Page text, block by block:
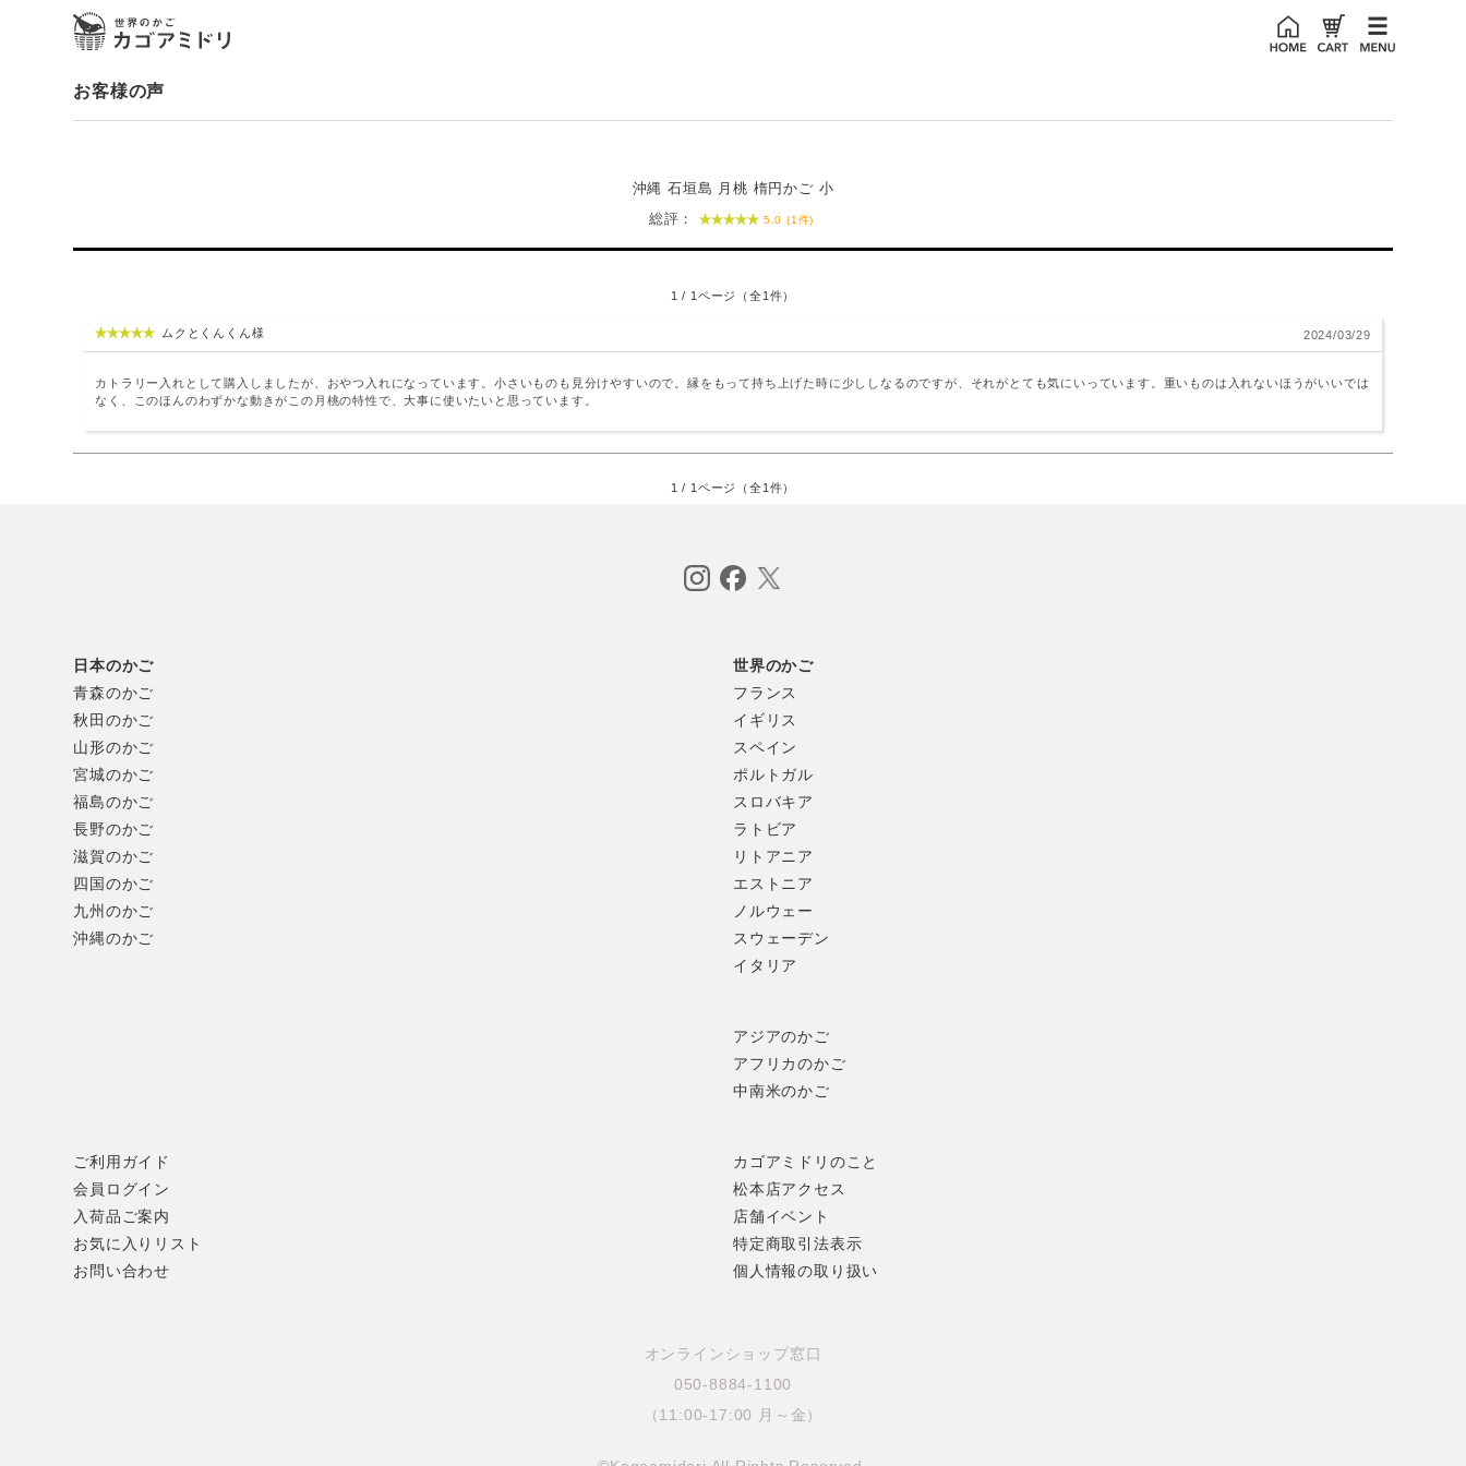
お客様の声
沖縄 石垣島 月桃 楕円かご 小
総評：
5.0 (1件)
1 / 1ページ（全1件）
ムクとくんくん様 2024/03/29
カトラリー入れとして購入しましたが、おやつ入れになっています。小さいものも見分けやすいので。縁をもって持ち上げた時に少ししなるのですが、それがとても気にいっています。重いものは入れないほうがいいでは
なく、このほんのわずかな動きがこの月桃の特性で、大事に使いたいと思っています。
1 / 1ページ（全1件）
日本のかご
青森のかご
秋田のかご
山形のかご
宮城のかご
福島のかご
長野のかご
滋賀のかご
四国のかご
九州のかご
沖縄のかご
世界のかご
フランス
イギリス
スペイン
ポルトガル
スロバキア
ラトビア
リトアニア
エストニア
ノルウェー
スウェーデン
イタリア
アジアのかご
アフリカのかご
中南米のかご
ご利用ガイド
会員ログイン
入荷品ご案内
お気に入りリスト
お問い合わせ
カゴアミドリのこと
松本店アクセス
店舗イベント
特定商取引法表示
個人情報の取り扱い
オンラインショップ窓口
050-8884-1100
（11:00-17:00 月～金）